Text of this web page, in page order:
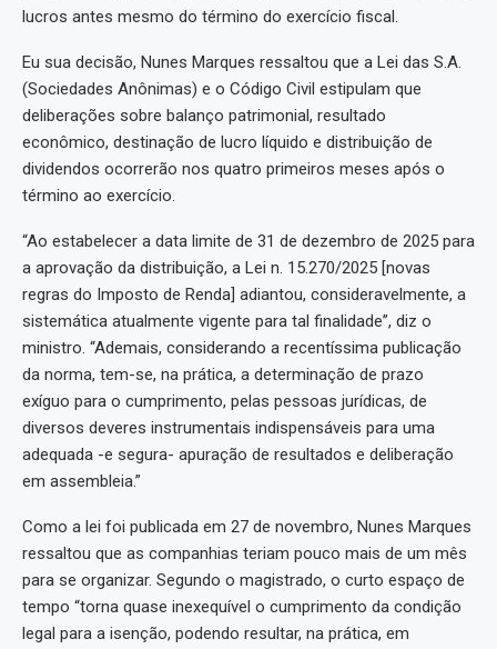
lucros antes mesmo do término do exercício fiscal.
Eu sua decisão, Nunes Marques ressaltou que a Lei das S.A.
(Sociedades Anônimas) e o Código Civil estipulam que
deliberações sobre balanço patrimonial, resultado
econômico, destinação de lucro líquido e distribuição de
dividendos ocorrerão nos quatro primeiros meses após o
término ao exercício.
“Ao estabelecer a data limite de 31 de dezembro de 2025 para
a aprovação da distribuição, a Lei n. 15.270/2025 [novas
regras do Imposto de Renda] adiantou, consideravelmente, a
sistemática atualmente vigente para tal finalidade”, diz o
ministro. “Ademais, considerando a recentíssima publicação
da norma, tem-se, na prática, a determinação de prazo
exíguo para o cumprimento, pelas pessoas jurídicas, de
diversos deveres instrumentais indispensáveis para uma
adequada -e segura- apuração de resultados e deliberação
em assembleia.”
Como a lei foi publicada em 27 de novembro, Nunes Marques
ressaltou que as companhias teriam pouco mais de um mês
para se organizar. Segundo o magistrado, o curto espaço de
tempo “torna quase inexequível o cumprimento da condição
legal para a isenção, podendo resultar, na prática, em